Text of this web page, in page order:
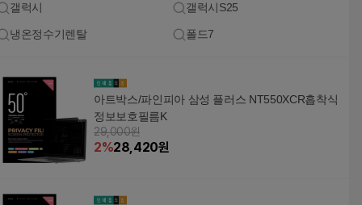
갤럭시 갤럭시S25
냉온정수기렌탈 폴드7
아트박스/파인피아 삼성 플러스 NT550XCR흡착식
정보보호필름K
29,000원
2%28,420원